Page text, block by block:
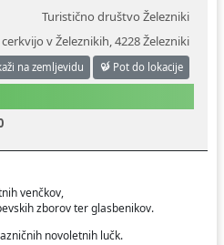
Turistično društvo Železniki
v Železnikih 4228 Železniki
na zemljevidu Pot do lokacije
venčkov,
zborov ter glasbenikov.
novoletnih lučk.